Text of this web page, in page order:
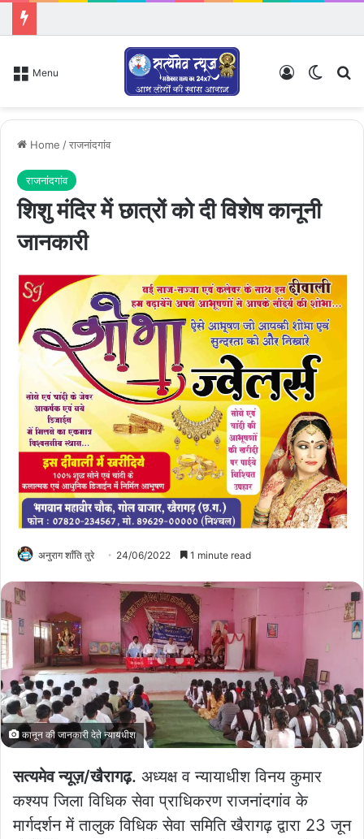
Menu Log In
Home /राजनांदगांव
राजनांदगांव
शिशु मंदिर में छात्रों को दी विशेष कानूनी
जानकारी
अनुराग शाँति तुरे 24/06/2022 1 minute read
कानून की जानकारी देते न्यायधीश
सत्यमेव न्यूज़/खैरागढ़. अध्यक्ष व न्यायाधीश विनय कुमार
कश्यप जिला विधिक सेवा प्राधिकरण राजनांदगांव के
मार्गदर्शन में तालुक विधिक सेवा समिति खैरागढ़ द्वारा 23 जून